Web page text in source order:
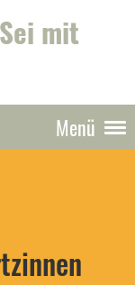
mit
Menü